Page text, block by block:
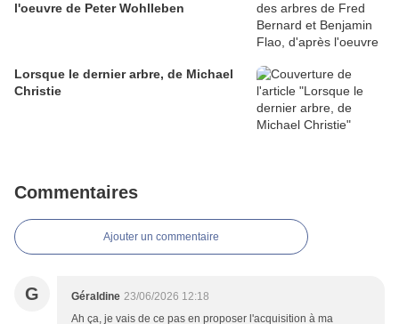
l'oeuvre de Peter Wohlleben
Lorsque le dernier arbre, de Michael
Christie
Commentaires
Ajouter un commentaire
G Géraldine 23/06/2026 12:18
Ah ça, je vais de ce pas en proposer l'acquisition à ma